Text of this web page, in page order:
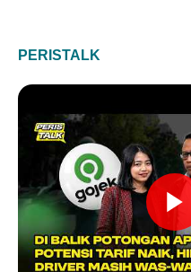
PERISTALK